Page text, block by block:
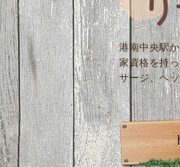
港南中央駅
家資格を持
サージ、ヘ